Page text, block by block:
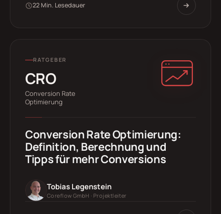
22 Min. Lesedauer
RATGEBER
CRO
Conversion Rate
Optimierung
Conversion Rate Optimierung:
Definition, Berechnung und
Tipps für mehr Conversions
Tobias Legenstein
Coreflow GmbH · Projektleiter